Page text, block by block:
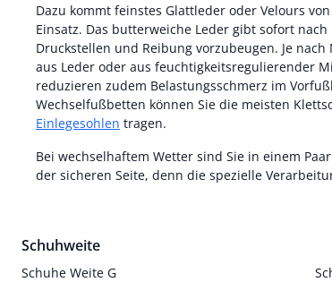
Dazu kommt feinstes Glattleder oder Velours
Einsatz. Das butterweiche Leder gibt sofort
Druckstellen und Reibung vorzubeugen. Je
aus Leder oder aus feuchtigkeitsregulierender
reduzieren zudem Belastungsschmerz im
Wechselfußbetten können Sie die meisten
Einlegesohlen tragen.
Bei wechselhaftem Wetter sind Sie in einem
der sicheren Seite, denn die spezielle
Schuhweite
Schuhe Weite G